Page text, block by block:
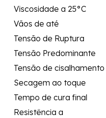
Viscosidade a 25°C
Vãos de até
Tensão de Ruptura
Tensão Predominante
Tensão de cisalhamento
Secagem ao toque
Tempo de cura final
Resistência a